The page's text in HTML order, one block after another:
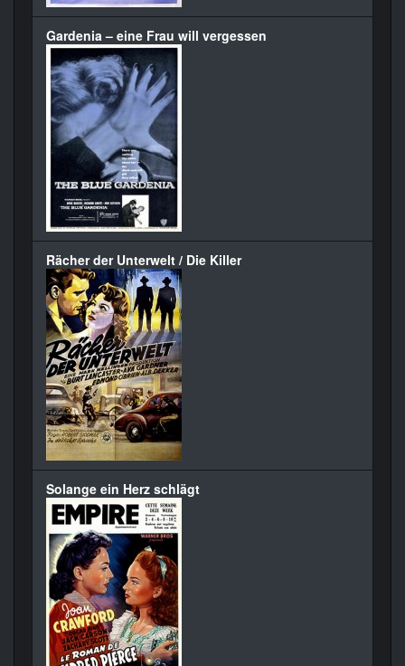
Gardenia – eine Frau will vergessen
Rächer der Unterwelt / Die Killer
Solange ein Herz schlägt